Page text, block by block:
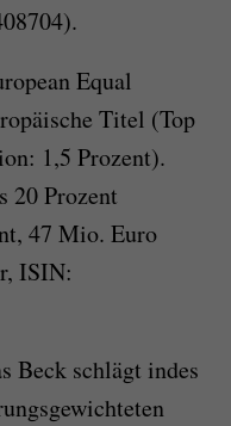
Equal
Titel (Top
1,5 Prozent).
20 Prozent
47 Mio. Euro
ISIN:
Beck schlägt indes